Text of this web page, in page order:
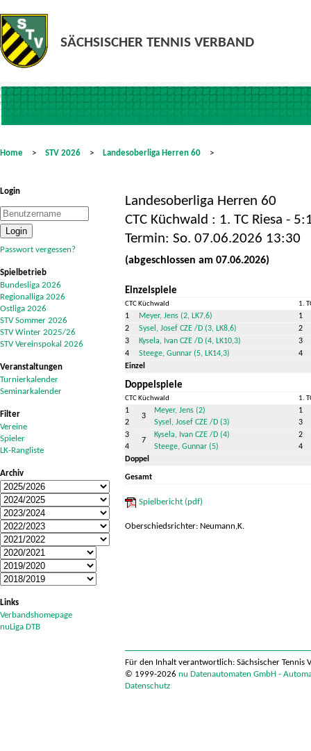
Home > STV 2026 > Landesoberliga Herren 60 >
Login
Passwort vergessen?
Spielbetrieb
Bundesliga 2026
Regionalliga 2026
Ostliga 2026
STV Sommer 2026
STV Winter 2025/26
STV Vereinspokal 2026
Veranstaltungen
Turnierkalender
Seminarkalender
Filter
Vereine
Spieler
LK-Rangliste
Archiv
Links
Verbandshomepage
nuLiga DTB
Landesoberliga Herren 60
CTC Küchwald : 1. TC Riesa -
Termin: So. 07.06.2026 13:30
(abgeschlossen am 07.06.2026)
Einzelspiele
CTC Küchwald 1.
1 Meyer, Jens (2, LK7,6)
1
2
Sysel, Josef CZE /D (3, LK8,6)
2
3
Kysela, Ivan CZE /D (4, LK10,3)
3
4
Steege, Gunnar (5, LK14,3)
4
Einzel
Doppelspiele
CTC Küchwald 1.
1
2
3
Meyer, Jens (2)
Sysel, Josef CZE /D (3)
1
3
3
4
7
Kysela, Ivan CZE /D (4)
Steege, Gunnar (5)
2
4
Doppel
Gesamt
Spielbericht (pdf)
Oberschiedsrichter: Neumann,K.
Für den Inhalt verantwortlich: Sächsischer Tennis
© 1999-2026 nu Datenautomaten GmbH -
Datenschutz